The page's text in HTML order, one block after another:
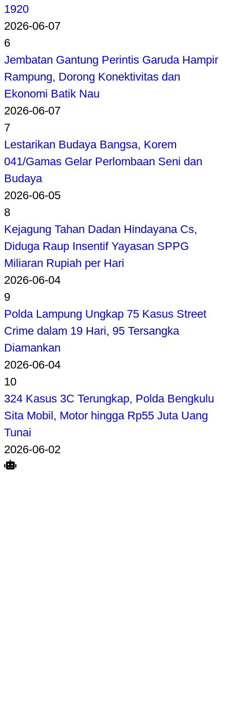
1920
2026-06-07
6
Jembatan Gantung Perintis Garuda Hampir
Rampung, Dorong Konektivitas dan
Ekonomi Batik Nau
2026-06-07
7
Lestarikan Budaya Bangsa, Korem
041/Gamas Gelar Perlombaan Seni dan
Budaya
2026-06-05
8
Kejagung Tahan Dadan Hindayana Cs,
Diduga Raup Insentif Yayasan SPPG
Miliaran Rupiah per Hari
2026-06-04
9
Polda Lampung Ungkap 75 Kasus Street
Crime dalam 19 Hari, 95 Tersangka
Diamankan
2026-06-04
10
324 Kasus 3C Terungkap, Polda Bengkulu
Sita Mobil, Motor hingga Rp55 Juta Uang
Tunai
2026-06-02